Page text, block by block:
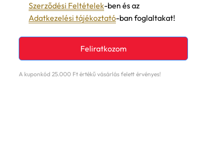
Szerződési Feltételek-ben és az
Adatkezelési tájékoztató-ban foglaltakat!
Feliratkozom
A kuponkód 25.000 Ft értékű vásárlás felett érvényes!